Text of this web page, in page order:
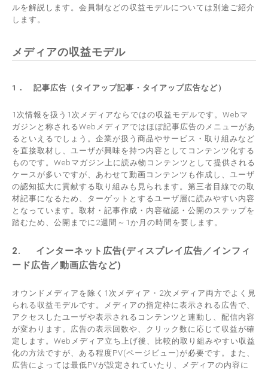
ルを解説します。会員制などの収益モデルについては別途ご紹介
します。
メディアの収益モデル
1． 記事広告（タイアップ記事・タイアップ広告など）
1次情報を扱う1次メディアならではの収益モデルです。Webマ
ガジンと称されるWebメディアではほぼ記事広告のメニューがあ
るといえるでしょう。企業が扱う商品やサービス・取り組みなど
を直接取材し、ユーザが興味を持つ内容としてコンテンツ化する
ものです。Webマガジン上に読み物コンテンツとして提供される
ケースが多いですが、あわせて動画コンテンツも作成し、ユーザ
の認知拡大に貢献する取り組みも見られます。第三者目線での取
材記事になるため、ターゲットとするユーザ層に読みやすい内容
となっています。取材・記事作成・内容確認・公開のステップを
踏むため、公開までに2週間～1か月の時間を要します。
2. インターネット広告(ディスプレイ広告／インフィ
ード広告／動画広告など)
オウンドメディアを除く1次メディア・2次メディア両方でよく見
られる収益モデルです。メディアの指定枠に表示される広告で、
アクセスしたユーザや表示されるコンテンツと連動し、配信内容
が変わります。広告の表示回数や、クリック数に応じて収益が確
定します。Webメディア立ち上げ後、比較的取り組みやすい収益
化の方法ですが、ある程度PV(ページビュー)が必要です。また、
広告によっては最低PVが設定されていたり、メディアの内容に